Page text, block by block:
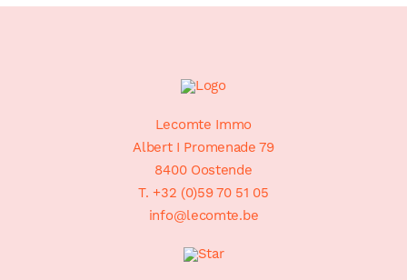
Lecomte Immo
Albert I Promenade 79
8400 Oostende
T. +32 (0)59 70 51 05
info@lecomte.be